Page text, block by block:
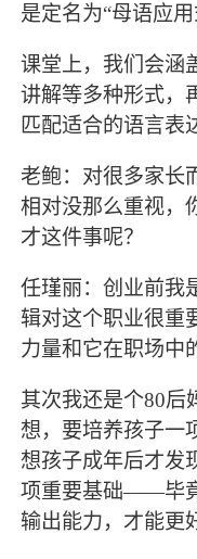
是定名为“母语应用
课堂上，我们会涵
讲解等多种形式，
匹配适合的语言表
老鲍：对很多家长
相对没那么重视，
才这件事呢？
任瑾丽：创业前我
辑对这个职业很重
力量和它在职场中
其次我还是个80后
想，要培养孩子一
想孩子成年后才发
项重要基础——毕
输出能力，才能更